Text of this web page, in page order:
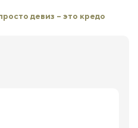
девиз – это кредо